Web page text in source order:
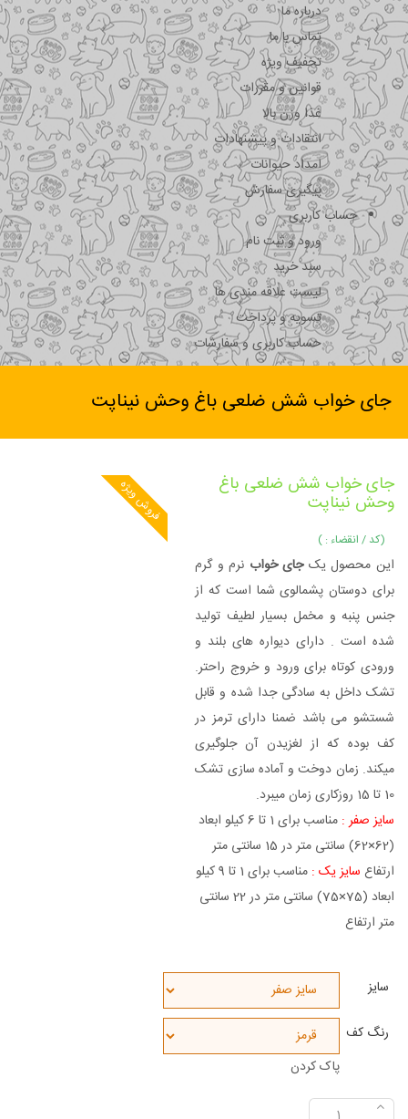
درباره ما
تماس با ما
تخفیف ویژه
قوانین و مقررات
غذا وزن بالا
انتقادات و پیشنهادات
امداد حیوانات
پیگیری سفارش
حساب کاربری
ورود و ثبت نام
سبد خرید
لیست علاقه مندی ها
تسویه و پرداخت
حساب کاربری و سفارشات
جای خواب شش ضلعی باغ وحش نیناپت
فروش ویژه جای خواب شش ضلعی باغ
وحش نیناپت
(کد / انقضاء : )
این محصول یکجای خواب نرم و گرم
برای دوستان پشمالوی شما است که از
جنس پنبه و مخمل بسیار لطیف تولید
شده است . دارای دیواره های بلند و
ورودی کوتاه برای ورود و خروج راحتر.
تشک داخل به سادگی جدا شده و قابل
شستشو می باشد ضمنا دارای ترمز در
کف بوده که از لغزیدن آن جلوگیری
میکند. زمان دوخت و آماده سازی تشک
10 تا 15 روزکاری زمان میبرد.
سایز صفر :
مناسب برای 1 تا 6 کیلو ابعاد
(62×62) سانتی متر در 15 سانتی متر
ارتفاع سایز یک :
مناسب برای 1 تا 9 کیلو
ابعاد (75×75) سانتی متر در 22 سانتی
متر ارتفاع
سایز
رنگ کف
پاک کردن